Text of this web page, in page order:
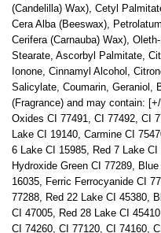
(Candelilla) Wax), Cetyl
Cera Alba (Beeswax),
Cerifera (Carnauba) Wax),
Stearate, Ascorbyl Palmitate,
Ionone, Cinnamyl Alcohol,
Salicylate, Coumarin, Geraniol,
(Fragrance) and may contain:
Oxides CI 77491, CI 77492, CI
Lake CI 19140, Carmine CI
6 Lake CI 15985, Red 7 Lake
Hydroxide Green CI 77289,
16035, Ferric Ferrocyanide CI
77288, Red 22 Lake CI 45380,
CI 47005, Red 28 Lake CI
CI 74260, CI 77120, CI 74160,